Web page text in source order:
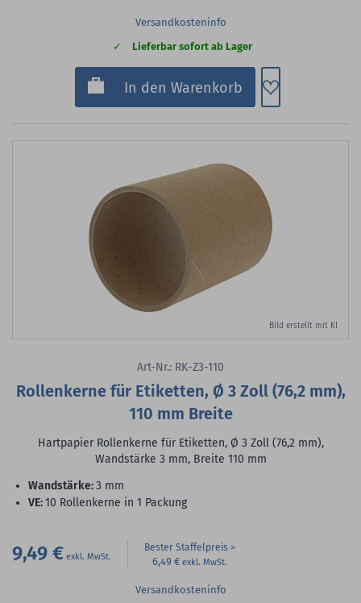
Versandkosteninfo
Lieferbar sofort ab Lager
In den Warenkorb Zum
Bild erstellt mit KI
Art-Nr.: RK-Z3-110
Rollenkerne für Etiketten, Ø 3 Zoll (76,2 mm),
110 mm Breite
Hartpapier Rollenkerne für Etiketten, Ø 3 Zoll (76,2 mm),
Wandstärke 3 mm, Breite 110 mm
Wandstärke:3 mm
VE:10 Rollenkerne in 1 Packung
9,49 € Bester Staffelpreis
6,49 €
Versandkosteninfo